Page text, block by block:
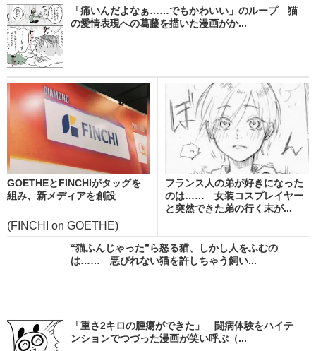
「痛いんだよなぁ……でもかわいい」のループ 猫
の愛情表現への葛藤を描いた漫画がか...
GOETHEとFINCHIがタッグを
組み、新メディアを創設
(FINCHI on GOETHE)
フランス人の弟が好きになった
のは…… 女装コスプレイヤー
と突然できた弟の行く末が...
“猫ふんじゃった”ら怒る猫、しかし人をふむの
は…… 悪びれない猫を許しちゃう飼い...
「重さ2キロの腫瘍ができた」 闘病体験をハイテ
ンションでつづった漫画が笑い呼ぶ（...